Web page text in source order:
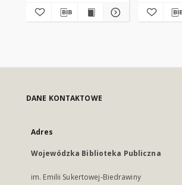
DANE KONTAKTOWE
Adres
Wojewódzka Biblioteka Publiczna
im. Emilii Sukertowej-Biedrawiny